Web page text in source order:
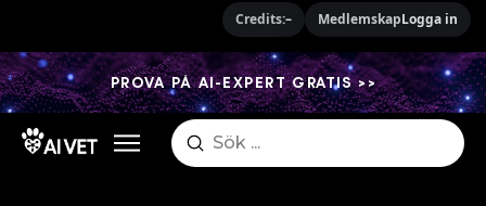
PROVA PÅ AI-EXPERT GRATIS >>
Search
Submit
Credits:– MedlemskapLogga in